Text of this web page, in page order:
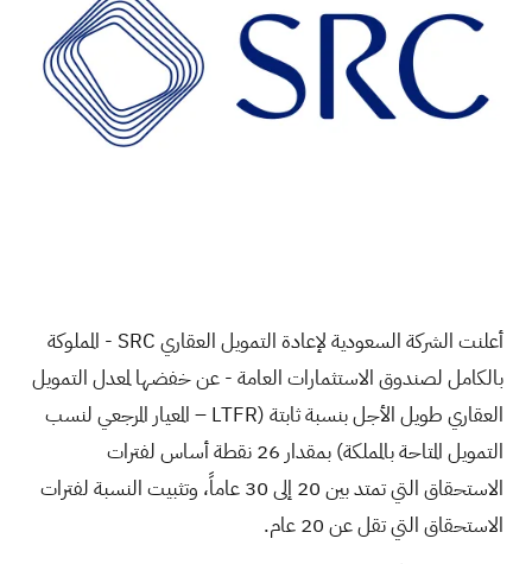
أعلنت الشركة السعودية لإعادة التمويل العقاري SRC - المملوكة
بالكامل لصندوق الاستثمارات العامة - عن خفضها لمعدل التمويل
العقاري طويل الأجل بنسبة ثابتة (LTFR – المعيار المرجعي لنسب
التمويل المتاحة بالمملكة) بمقدار 26 نقطة أساس لفترات
الاستحقاق التي تمتد بين 20 إلى 30 عاماً، وتثبيت النسبة لفترات
الاستحقاق التي تقل عن 20 عام.